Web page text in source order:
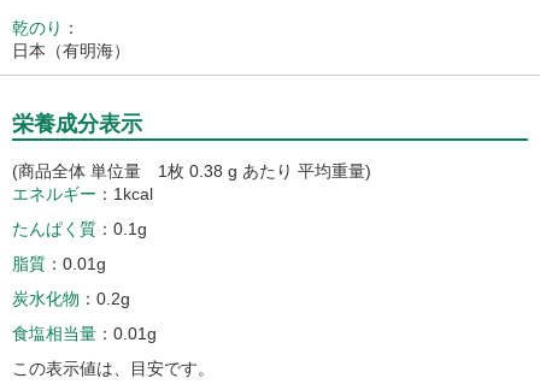
乾のり ：
日本（有明海）
栄養成分表示
(商品全体 単位量 1枚 0.38 g あたり 平均重量)
エネルギー
1kcal
たんぱく質
0.1g
脂質
0.01g
炭水化物
0.2g
食塩相当量
0.01g
この表示値は、目安です。